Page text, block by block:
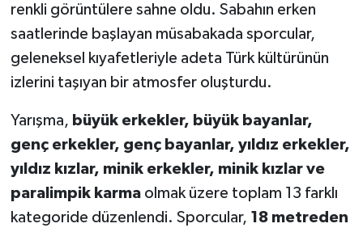
renkli görüntülere sahne oldu. Sabahın erken
saatlerinde başlayan müsabakada sporcular,
geleneksel kıyafetleriyle adeta Türk kültürünün
izlerini taşıyan bir atmosfer oluşturdu.
Yarışma, büyük erkekler, büyük bayanlar,
genç erkekler, genç bayanlar, yıldız erkekler,
yıldız kızlar, minik erkekler, minik kızlar ve
paralimpik karmaolmak üzere toplam 13 farklı
kategoride düzenlendi. Sporcular, 18 metreden